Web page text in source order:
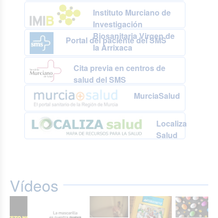
Instituto Murciano de
Investigación
Biosanitaria Virgen de
la Arrixaca
Portal del paciente del SMS
Cita previa en centros de
salud del SMS
MurciaSalud
Localiza
Salud
Vídeos